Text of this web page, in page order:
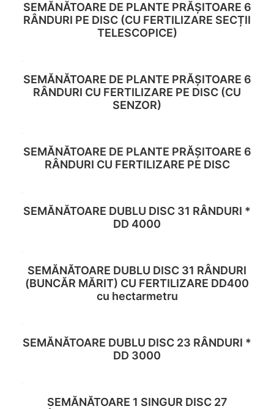
Read more
SEMĂNĂTOARE DE PLANTE PRĂȘITOARE 6
RÂNDURI PE DISC (CU FERTILIZARE SECȚII
TELESCOPICE)
Read more
SEMĂNĂTOARE DE PLANTE PRĂȘITOARE 6
RÂNDURI CU FERTILIZARE PE DISC (CU
SENZOR)
Read more
SEMĂNĂTOARE DE PLANTE PRĂȘITOARE 6
RÂNDURI CU FERTILIZARE PE DISC
Read more
SEMĂNĂTOARE DUBLU DISC 31 RÂNDURI *
DD 4000
Read more
SEMĂNĂTOARE DUBLU DISC 31 RÂNDURI
(BUNCĂR MĂRIT) CU FERTILIZARE DD400
cu hectarmetru
Read more
SEMĂNĂTOARE DUBLU DISC 23 RÂNDURI *
DD 3000
SEMĂNĂTOARE 1 SINGUR DISC 27